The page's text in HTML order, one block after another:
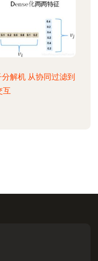
解机 从协同过滤到
互